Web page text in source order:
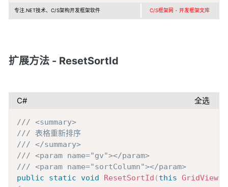
专注.NET技术、C/S架构开发框架软件 C/S框架网 - 开发框架文库
扩展方法 - ResetSortId
C# 全选
/// <summary>
/// 表格重新排序
/// </summary>
/// <param name="gv"></param>
/// <param name="sortColumn"></param>
public
static void ResetSortId ( this GridView